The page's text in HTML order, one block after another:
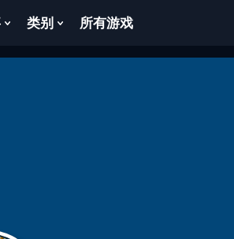
Show
For
类别
Show
For
所有游戏